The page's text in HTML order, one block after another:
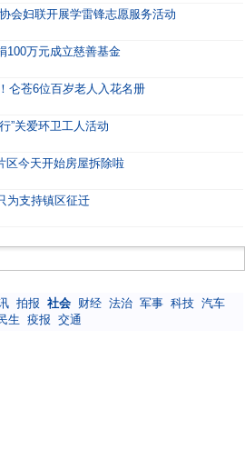
会妇联开展学雷锋志愿服务活动
100万元成立慈善基金
仑苍6位百岁老人入花名册
”关爱环卫工人活动
区今天开始房屋拆除啦
为支持镇区征迁
拍报 社会 财经 法治 军事 科技 汽车
生 疫报 交通